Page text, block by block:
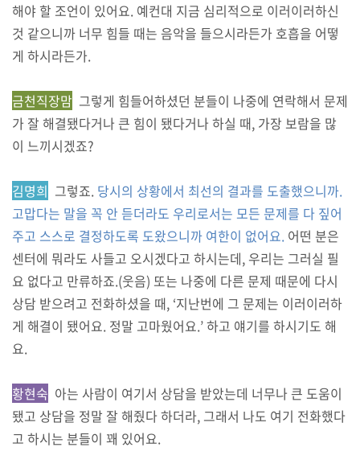
해야 할 조언이 있어요. 예컨대 지금 심리적으로 이러이러하신
것 같으니까 너무 힘들 때는 음악을 들으시라든가 호흡을 어떻
게 하시라든가.
금천직장맘 그렇게 힘들어하셨던 분들이 나중에 연락해서 문제
가 잘 해결됐다거나 큰 힘이 됐다거나 하실 때, 가장 보람을 많
이 느끼시겠죠?
김명희 그렇죠. 당시의 상황에서 최선의 결과를 도출했으니까.
고맙다는 말을 꼭 안 듣더라도 우리로서는 모든 문제를 다 짚어
주고 스스로 결정하도록 도왔으니까 여한이 없어요. 어떤 분은
센터에 뭐라도 사들고 오시겠다고 하시는데, 우리는 그러실 필
요 없다고 만류하죠.(웃음) 또는 나중에 다른 문제 때문에 다시
상담 받으려고 전화하셨을 때, ‘지난번에 그 문제는 이러이러하
게 해결이 됐어요. 정말 고마웠어요.’ 하고 얘기를 하시기도 해
요.
황현숙 아는 사람이 여기서 상담을 받았는데 너무나 큰 도움이
됐고 상담을 정말 잘 해줬다 하더라, 그래서 나도 여기 전화했다
고 하시는 분들이 꽤 있어요.